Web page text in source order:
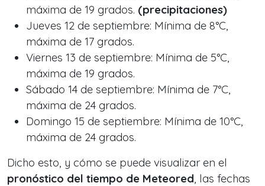
máxima de 19 grados. (precipitaciones)
Jueves 12 de septiembre: Mínima de 8°C,
máxima de 17 grados.
Viernes 13 de septiembre: Mínima de 5°C,
máxima de 19 grados.
Sábado 14 de septiembre: Mínima de 7°C,
máxima de 24 grados.
Domingo 15 de septiembre: Mínima de 10°C,
máxima de 24 grados.
Dicho esto, y cómo se puede visualizar en el
pronóstico del tiempo de Meteored, las fechas